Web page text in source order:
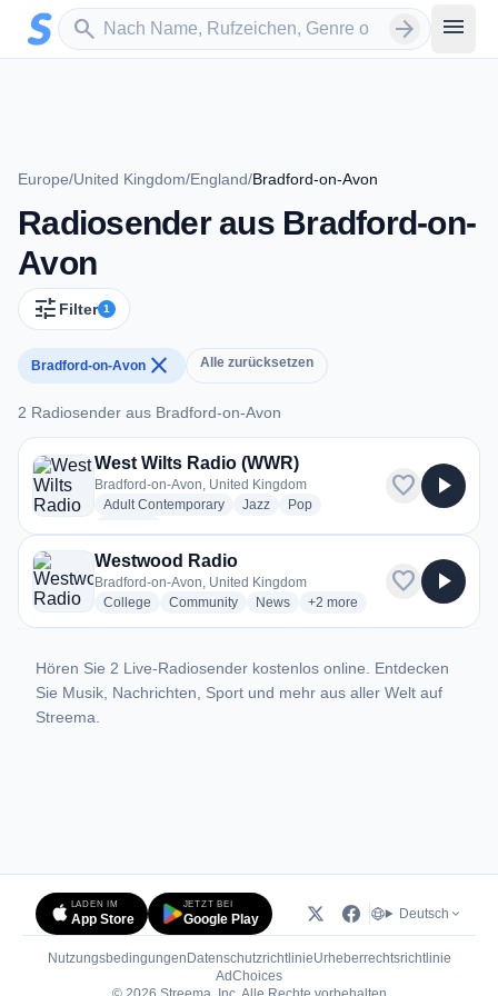
Zum Hauptinhalt springen
search
Sender suchen arrow_forward menu
Europe/United Kingdom/England/Bradford-on-Avon
Radiosender aus Bradford-on-
Avon
tune Filter 1
Bradford-on-Avon close Alle zurücksetzen
2 Radiosender aus Bradford-on-Avon
2 Radiosender aus Bradford-on-Avon
West Wilts Radio (WWR)
Bradford-on-Avon, United Kingdom
Adult Contemporaryradio stations
Jazzradio stations
Popradio stations
favorite play_arrow
Westwood Radio
Bradford-on-Avon, United Kingdom
College radio stations
Communityradio stations
Newsradio stations
+2 more genres for Westwood
more
favorite play_arrow
Hören Sie 2 Live-Radiosender kostenlos online. Entdecken
Sie Musik, Nachrichten, Sport und mehr aus aller Welt auf
Streema.
LADEN IM
App Store
JETZT BEI
Google Play Deutsch
Nutzungsbedingungen DatenschutzrichtlinieUrheberrechtsrichtlinie
AdChoices(öffnet in neuem Tab)